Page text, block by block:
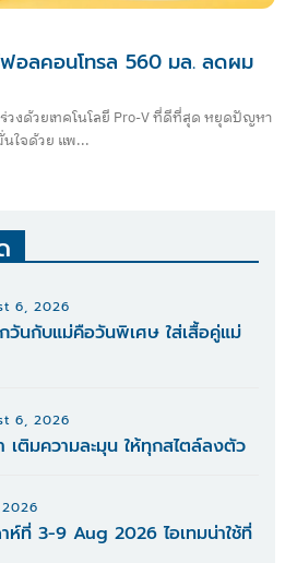
อลคอนโทรล 560 มล. ลดผม
ด้วยเทคโนโลยี Pro-V ที่ดีที่สุด หยุดปัญหา
ใจด้วย แพ...
6, 2026
วันกับแม่คือวันพิเศษ ใส่เสื้อคู่แม่
6, 2026
เติมความละมุน ให้ทุกสไตล์ลงตัว
ห์ที่ 3-9 Aug 2026 ไอเทมน่าใช้ที่